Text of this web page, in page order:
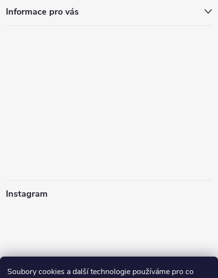
Soubory cookies a další technologie používáme pro co
Informace pro vás
Instagram